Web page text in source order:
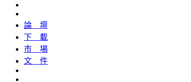
論 壇
下 載
市 場
文 件